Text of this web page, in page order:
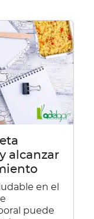
alcanzar
en el
puede